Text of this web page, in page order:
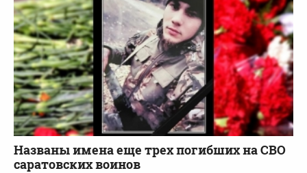
Названы имена еще трех погибших на СВО
саратовских воинов